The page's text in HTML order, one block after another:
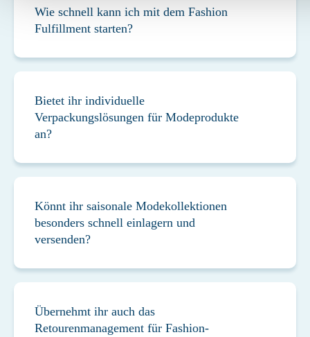
Wie schnell kann ich mit dem Fashion
Fulfillment starten?
Bietet ihr individuelle
Verpackungslösungen für Modeprodukte
an?
Könnt ihr saisonale Modekollektionen
besonders schnell einlagern und
versenden?
Übernehmt ihr auch das
Retourenmanagement für Fashion-